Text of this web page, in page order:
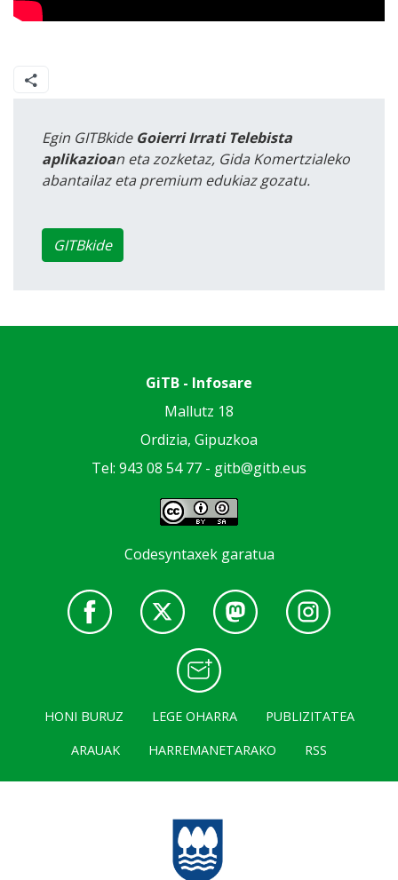
Egin GITBkide Goierri Irrati Telebista
aplikazioan eta zozketaz, Gida Komertzialeko
abantailaz eta premium edukiaz gozatu.
GITBkide
GiTB - Infosare
Mallutz 18
Ordizia, Gipuzkoa
Tel: 943 08 54 77 - gitb@gitb.eus
Codesyntaxek garatua
HONI BURUZ LEGE OHARRA
PUBLIZITATEA
ARAUAK
HARREMANETARAKO RSS